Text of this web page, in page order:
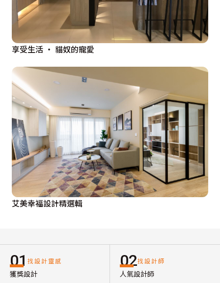
享受生活 ‧ 貓奴的寵愛
艾美幸福設計精選輯
01 找設計靈感
獲獎設計
02找設計師
人氣設計師